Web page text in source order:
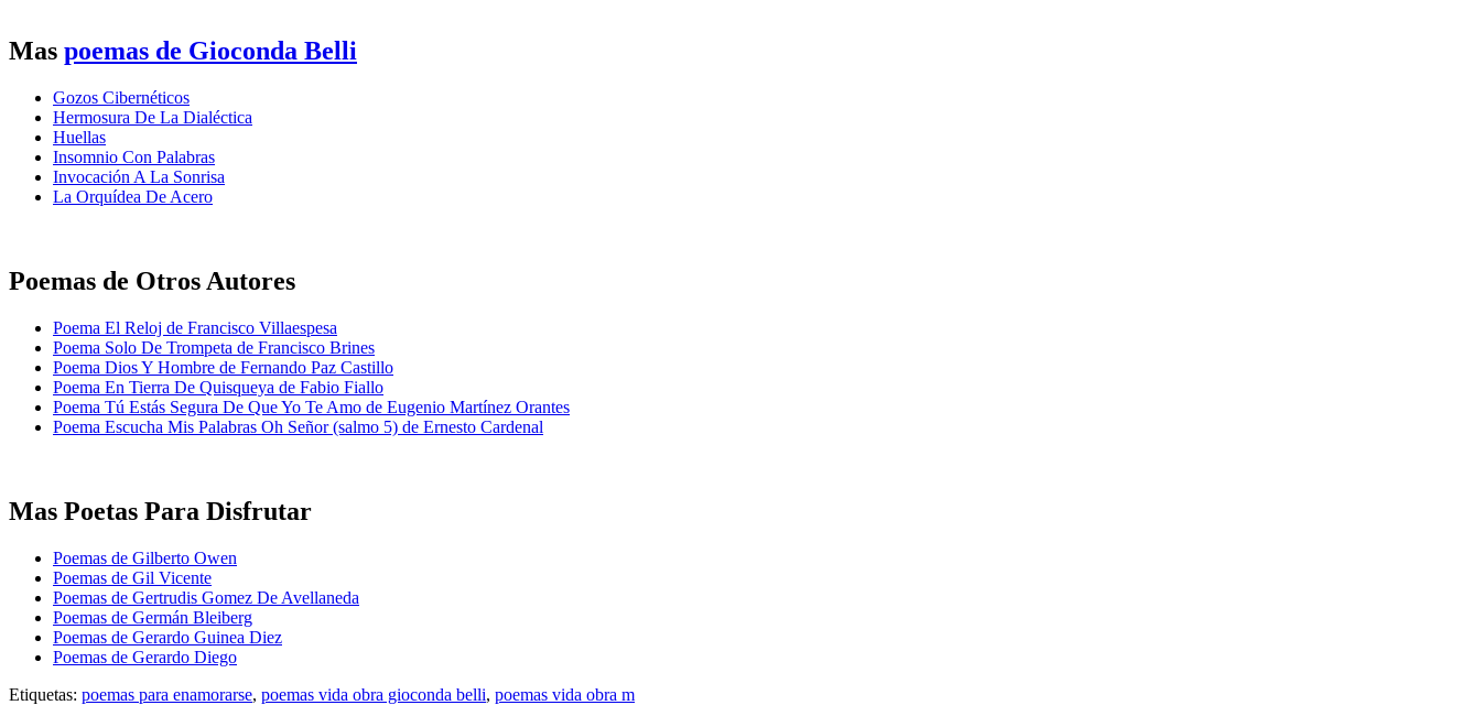
Mas poemas de Gioconda Belli
Gozos Cibernéticos
Hermosura De La Dialéctica
Huellas
Insomnio Con Palabras
Invocación A La Sonrisa
La Orquídea De Acero
Poemas de Otros Autores
Poema El Reloj de Francisco Villaespesa
Poema Solo De Trompeta de Francisco Brines
Poema Dios Y Hombre de Fernando Paz Castillo
Poema En Tierra De Quisqueya de Fabio Fiallo
Poema Tú Estás Segura De Que Yo Te Amo de Eugenio Martínez Orantes
Poema Escucha Mis Palabras Oh Señor (salmo 5) de Ernesto Cardenal
Mas Poetas Para Disfrutar
Poemas de Gilberto Owen
Poemas de Gil Vicente
Poemas de Gertrudis Gomez De Avellaneda
Poemas de Germán Bleiberg
Poemas de Gerardo Guinea Diez
Poemas de Gerardo Diego
Etiquetas: poemas para enamorarse, poemas vida obra gioconda belli, poemas vida obra m